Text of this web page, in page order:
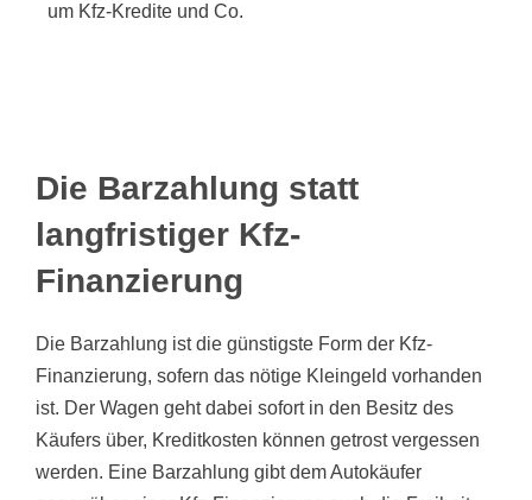
um Kfz-Kredite und Co.
Die Barzahlung statt
langfristiger Kfz-
Finanzierung
Die Barzahlung ist die günstigste Form der Kfz-
Finanzierung, sofern das nötige Kleingeld vorhanden
ist. Der Wagen geht dabei sofort in den Besitz des
Käufers über, Kreditkosten können getrost vergessen
werden. Eine Barzahlung gibt dem Autokäufer